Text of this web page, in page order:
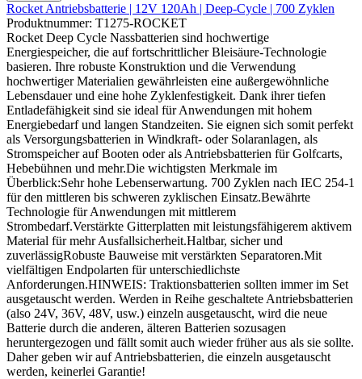
Rocket Antriebsbatterie | 12V 120Ah | Deep-Cycle | 700 Zyklen
Produktnummer: T1275-ROCKET
Rocket Deep Cycle Nassbatterien sind hochwertige
Energiespeicher, die auf fortschrittlicher Bleisäure-Technologie
basieren. Ihre robuste Konstruktion und die Verwendung
hochwertiger Materialien gewährleisten eine außergewöhnliche
Lebensdauer und eine hohe Zyklenfestigkeit. Dank ihrer tiefen
Entladefähigkeit sind sie ideal für Anwendungen mit hohem
Energiebedarf und langen Standzeiten. Sie eignen sich somit perfekt
als Versorgungsbatterien in Windkraft- oder Solaranlagen, als
Stromspeicher auf Booten oder als Antriebsbatterien für Golfcarts,
Hebebühnen und mehr.Die wichtigsten Merkmale im
Überblick:Sehr hohe Lebenserwartung. 700 Zyklen nach IEC 254-1
für den mittleren bis schweren zyklischen Einsatz.Bewährte
Technologie für Anwendungen mit mittlerem
Strombedarf.Verstärkte Gitterplatten mit leistungsfähigerem aktivem
Material für mehr Ausfallsicherheit.Haltbar, sicher und
zuverlässigRobuste Bauweise mit verstärkten Separatoren.Mit
vielfältigen Endpolarten für unterschiedlichste
Anforderungen.HINWEIS: Traktionsbatterien sollten immer im Set
ausgetauscht werden. Werden in Reihe geschaltete Antriebsbatterien
(also 24V, 36V, 48V, usw.) einzeln ausgetauscht, wird die neue
Batterie durch die anderen, älteren Batterien sozusagen
heruntergezogen und fällt somit auch wieder früher aus als sie sollte.
Daher geben wir auf Antriebsbatterien, die einzeln ausgetauscht
werden, keinerlei Garantie!